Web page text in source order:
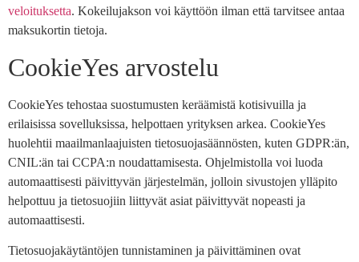
veloituksetta. Kokeilujakson voi käyttöön ilman että tarvitsee antaa
maksukortin tietoja.
CookieYes arvostelu
CookieYes tehostaa suostumusten keräämistä kotisivuilla ja
erilaisissa sovelluksissa, helpottaen yrityksen arkea. CookieYes
huolehtii maailmanlaajuisten tietosuojasäännösten, kuten GDPR:än,
CNIL:än tai CCPA:n noudattamisesta. Ohjelmistolla voi luoda
automaattisesti päivittyvän järjestelmän, jolloin sivustojen ylläpito
helpottuu ja tietosuojiin liittyvät asiat päivittyvät nopeasti ja
automaattisesti.
Tietosuojakäytäntöjen tunnistaminen ja päivittäminen ovat